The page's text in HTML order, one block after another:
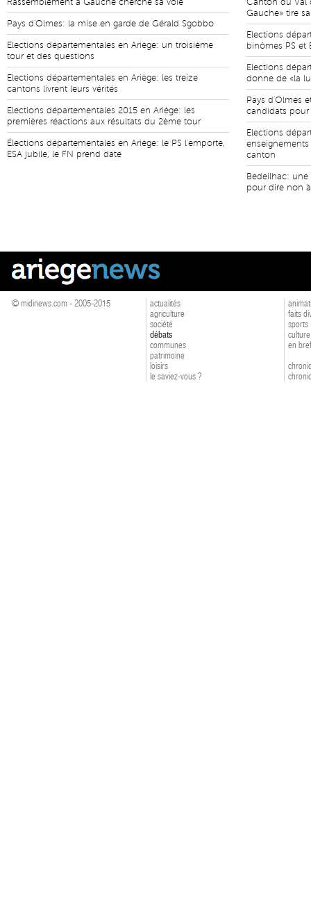
Rassemblement à Gauche cherche sa voie
Pays d'Olmes: la mise en garde de Gérald Sgobbo
Elections départementales en Ariège: un troisième
tour et des questions
Elections départementales en Ariège: les treize
cantons livrent leurs vérités
Elections départementales 2015 en Ariège: les
premières réactions aux résultats du 2ème tour
Élections départementales en Ariège: le PS l'emporte,
ESA jubile, le FN prend date
Canton du Val
Gauche» tire
Elections
binômes PS et
Elections
donne de «la
Pays d'Olmes
candidats pour
Elections
canton
Bedeilhac:
pour dire non
© midinews.com - 2005-2015
actualités
agriculture
société
débats
communes
patrimoine
loisirs
le saviez-vous ?
faits
sports
culture
en bref